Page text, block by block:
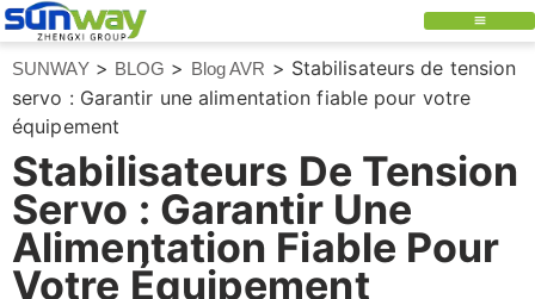
SUNWAY> BLOG > Blog AVR > Stabilisateurs de tension
servo : Garantir une alimentation fiable pour votre
équipement
Stabilisateurs De Tension
Servo : Garantir Une
Alimentation Fiable Pour
Votre Équipement